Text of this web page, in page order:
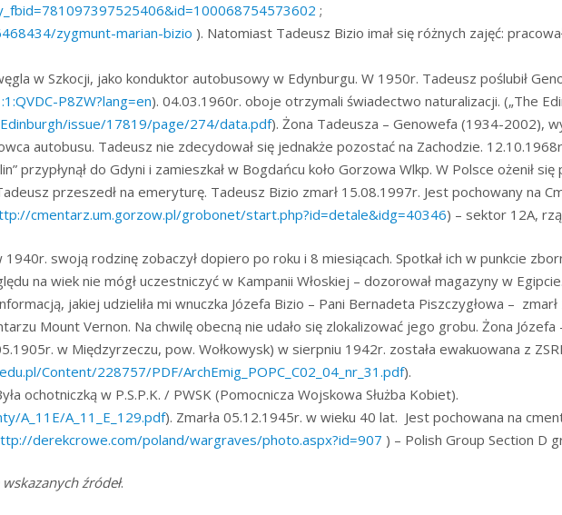
;
zygmunt-marian-bizio ). Natomiast Tadeusz Bizio imał się różnych zajęć:
w Szkocji, jako konduktor autobusowy w Edynburgu. W 1950r. Tadeusz poślubił
P8ZW?lang=en). 04.03.1960r. oboje otrzymali świadectwo naturalizacji. („The
issue/17819/page/274/data.pdf). Żona Tadeusza – Genowefa (1934-2002),
autobusu. Tadeusz nie zdecydował się jednakże pozostać na Zachodzie.
przypłynął do Gdyni i zamieszkał w Bogdańcu koło Gorzowa Wlkp. W Polsce ożenił
przeszedł na emeryturę. Tadeusz Bizio zmarł 15.08.1997r. Jest pochowany na
cmentarz.um.gorzow.pl/grobonet/start.php?id=detale&idg=40346) – sektor 12A,
swoją rodzinę zobaczył dopiero po roku i 8 miesiącach. Spotkał ich w punkcie
na wiek nie mógł uczestniczyć w Kampanii Włoskiej – dozorował magazyny w
jakiej udzieliła mi wnuczka Józefa Bizio – Pani Bernadeta Piszczygłowa –
Mount Vernon. Na chwilę obecną nie udało się zlokalizować jego grobu. Żona Józefa
w Międzyrzeczu, pow. Wołkowysk) w sierpniu 1942r. została ewakuowana z
Content/228757/PDF/ArchEmig_POPC_C02_04_nr_31.pdf).
ochotniczką w P.S.P.K. / PWSK (Pomocnicza Wojskowa Służba Kobiet).
A_11E/A_11_E_129.pdf). Zmarła 05.12.1945r. w wieku 40 lat. Jest pochowana na
derekcrowe.com/poland/wargraves/photo.aspx?id=907 ) – Polish Group Section D
źródeł.